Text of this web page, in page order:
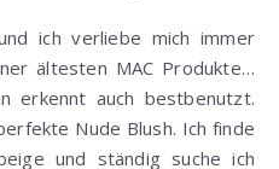
ich verliebe mich immer
ältesten MAC Produkte…
erkennt auch bestbenutzt.
Nude Blush. Ich finde
und ständig suche ich